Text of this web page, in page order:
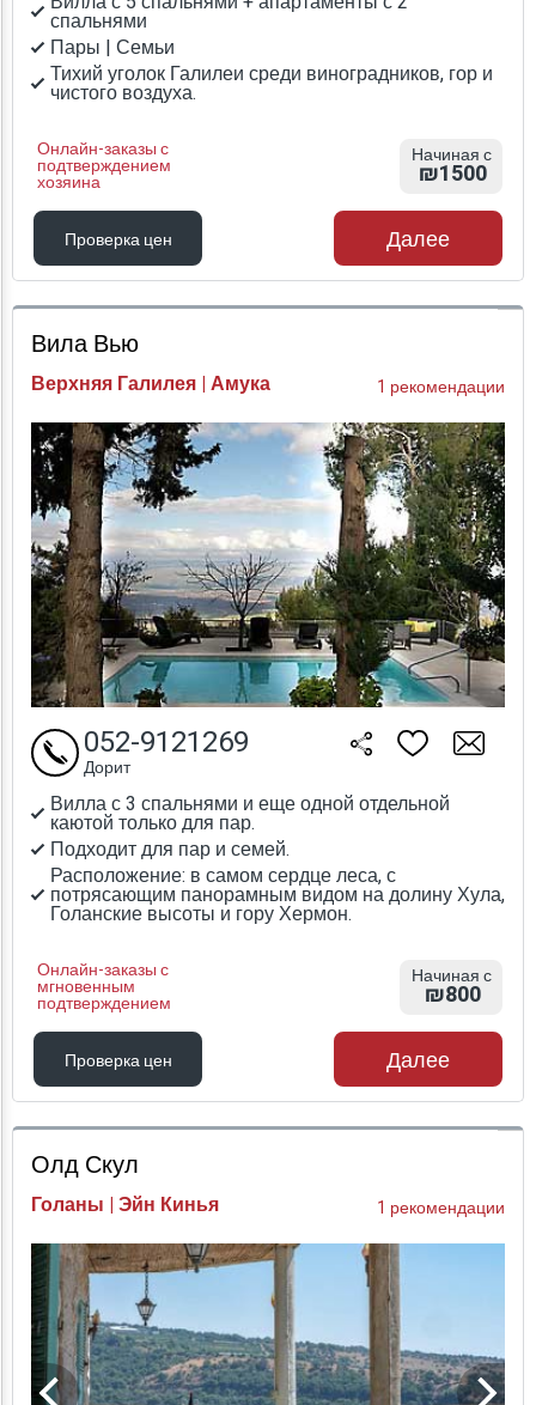
спальнями
Пары | Семьи
Тихий уголок Галилеи среди виноградников, гор и
чистого воздуха.
Онлайн-заказы с
подтверждением
хозяина
Начиная с
₪1500
Проверка цен
Проверка цен
Далее
Вила Вью
Верхняя Галилея | Амука 1 рекомендации
Вилла с 3 спальнями и еще одной отдельной
каютой только для пар.
Подходит для пар и семей.
Расположение: в самом сердце леса, с
потрясающим панорамным видом на долину Хула,
Голанские высоты и гору Хермон.
Онлайн-заказы с
мгновенным
подтверждением
052-9121269
Дорит
Начиная с
₪800
Проверка цен
Проверка цен
Далее
Олд Скул
Голаны | Эйн Кинья 1 рекомендации